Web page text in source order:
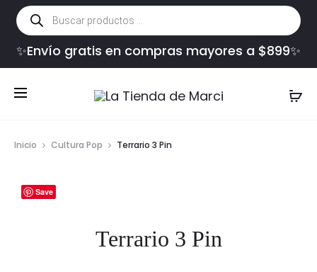
Búsqueda
de
productos
✨Envío gratis en compras mayores a $899✨
Inicio Cultura Pop Terrario 3 Pin
Save
Terrario 3 Pin